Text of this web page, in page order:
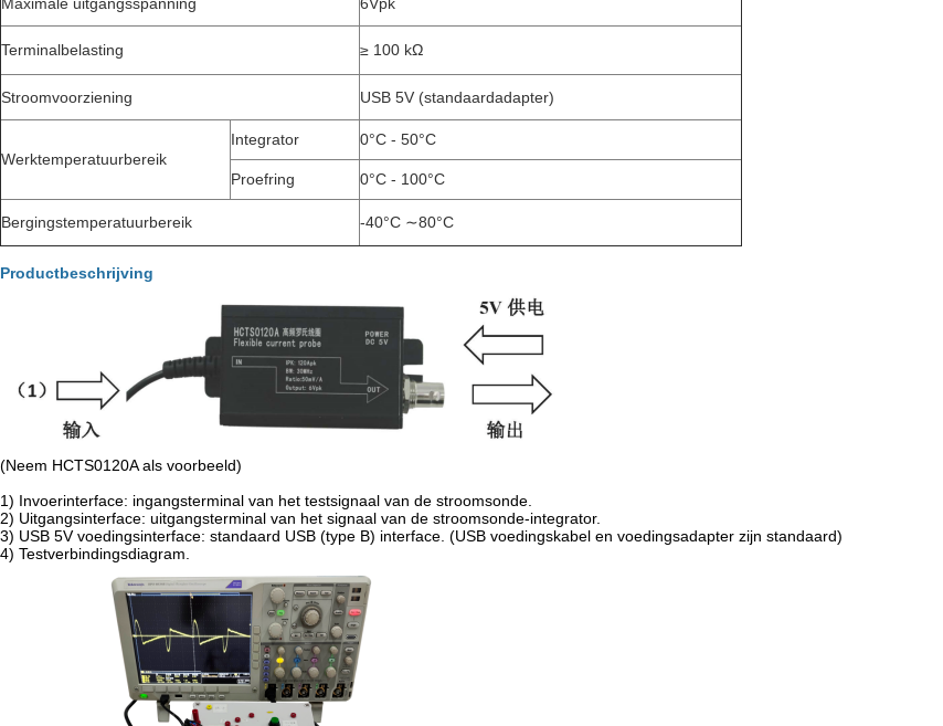
Terminalbelasting ≥ 100 kΩ
Stroomvoorziening USB 5V (standaardadapter)
Werktemperatuurbereik
Integrator 0°C - 50°C
Proefring 0°C - 100°C
Bergingstemperatuurbereik -40°C ∼80°C
Productbeschrijving
(Neem HCTS0120A als voorbeeld)
1) Invoerinterface: ingangsterminal van het testsignaal van de stroomsonde.
2) Uitgangsinterface: uitgangsterminal van het signaal van de stroomsonde-integrator.
3) USB 5V voedingsinterface: standaard USB (type B) interface. (USB voedingskabel en voedingsadapter zijn standaard)
4) Testverbindingsdiagram.